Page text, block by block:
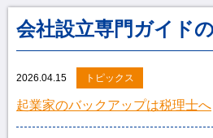
会社設立専門ガイド
2026.04.15 トピックス
起業家のバックアップは税理士へ